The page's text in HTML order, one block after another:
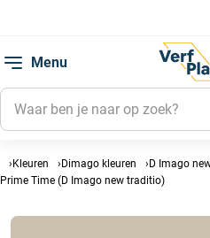
Menu
Kleuren Dimago kleuren
D Imago
Prime Time (D Imago new traditio)